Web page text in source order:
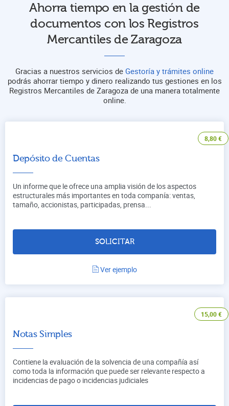
Ahorra tiempo en la gestión de
documentos con los Registros
Mercantiles de Zaragoza
Gracias a nuestros servicios de Gestoría y trámites online
podrás ahorrar tiempo y dinero realizando tus gestiones en los
Registros Mercantiles de Zaragoza de una manera totalmente
online.
8,80€
Depósito de Cuentas
Un informe que le ofrece una amplia visión de los aspectos
estructurales más importantes en toda companía: ventas,
tamaño, accionistas, participadas, prensa...
SOLICITAR
Ver ejemplo
15,00€
Notas Simples
Contiene la evaluación de la solvencia de una compañía así
como toda la información que puede ser relevante respecto a
incidencias de pago o incidencias judiciales